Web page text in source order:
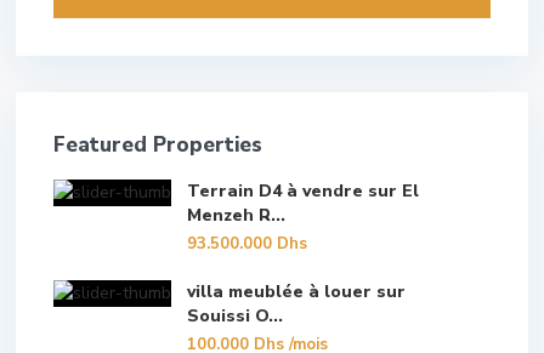
Featured Properties
Terrain D4 à vendre sur El
Menzeh R...
93.500.000 Dhs
villa meublée à louer sur
Souissi O...
100.000 Dhs/mois